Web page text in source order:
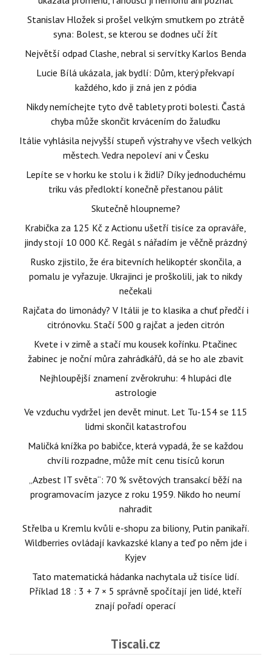
Stanislav Hložek si prošel velkým smutkem po ztrátě
syna: Bolest, se kterou se dodnes učí žít
Největší odpad Clashe, nebral si servítky Karlos Benda
Lucie Bílá ukázala, jak bydlí: Dům, který překvapí
každého, kdo ji zná jen z pódia
Nikdy nemíchejte tyto dvě tablety proti bolesti. Častá
chyba může skončit krvácením do žaludku
Itálie vyhlásila nejvyšší stupeň výstrahy ve všech velkých
městech. Vedra nepoleví ani v Česku
Lepíte se v horku ke stolu i k židli? Díky jednoduchému
triku vás předloktí konečně přestanou pálit
Skutečně hloupneme?
Krabička za 125 Kč z Actionu ušetří tisíce za opraváře,
jindy stojí 10 000 Kč. Regál s nářadím je věčně prázdný
Rusko zjistilo, že éra bitevních helikoptér skončila, a
pomalu je vyřazuje. Ukrajinci je proškolili, jak to nikdy
nečekali
Rajčata do limonády? V Itálii je to klasika a chuť předčí i
citrónovku. Stačí 500 g rajčat a jeden citrón
Kvete i v zimě a stačí mu kousek kořínku. Ptačinec
žabinec je noční můra zahrádkářů, dá se ho ale zbavit
Nejhloupější znamení zvěrokruhu: 4 hlupáci dle
astrologie
Ve vzduchu vydržel jen devět minut. Let Tu-154 se 115
lidmi skončil katastrofou
Maličká knížka po babičce, která vypadá, že se každou
chvíli rozpadne, může mít cenu tisíců korun
„Azbest IT světa“: 70 % světových transakcí běží na
programovacím jazyce z roku 1959. Nikdo ho neumí
nahradit
Střelba u Kremlu kvůli e-shopu za biliony, Putin panikaří.
Wildberries ovládají kavkazské klany a teď po něm jde i
Kyjev
Tato matematická hádanka nachytala už tisíce lidí.
Příklad 18 : 3 + 7 × 5 správně spočítají jen lidé, kteří
znají pořadí operací
Tiscali.cz